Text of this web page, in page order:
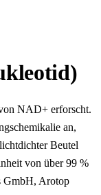
NAD+ erforscht.
an,
Beutel
von über 99 %
GmbH, Arotop